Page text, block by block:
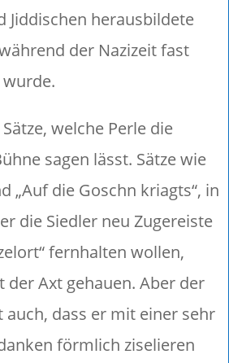
Jiddischen herausbildete
der Nazizeit fast
welche Perle die
sagen lässt. Sätze wie
„Auf die Goschn kriagts“, in
die Siedler neu Zugereiste
fernhalten wollen,
der Axt gehauen. Aber der
auch, dass er mit einer sehr
förmlich ziselieren